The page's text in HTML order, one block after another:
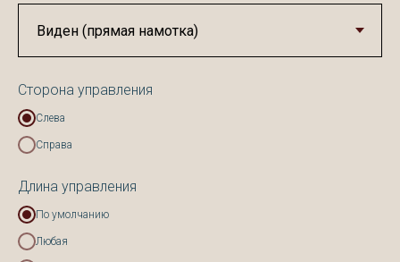
Сторона управления
Слева
Справа
Длина управления
По умолчанию
Любая